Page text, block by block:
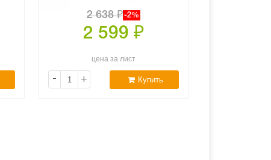
2 638₽ -2%
2 599 ₽
цена за лист
- + Купить